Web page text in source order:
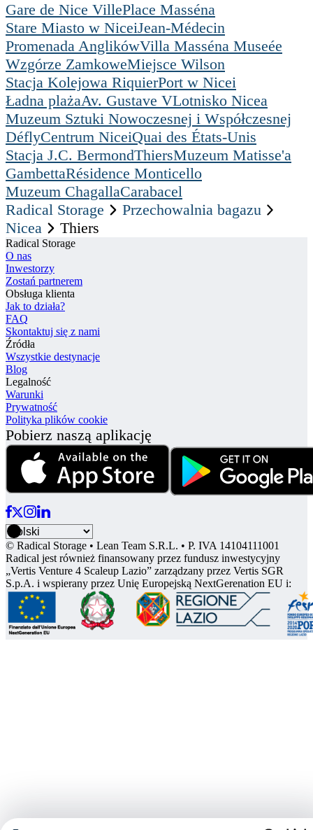
Gare de Nice VillePlace Masséna
Stare Miasto w NiceiJean-Médecin
Promenada AnglikówVilla Masséna Museée
Wzgórze ZamkoweMiejsce Wilson
Stacja Kolejowa RiquierPort w Nicei
Ładna plażaAv. Gustave VLotnisko Nicea
Muzeum Sztuki Nowoczesnej i Współczesnej
DéflyCentrum NiceiQuai des États-Unis
Stacja J.C. BermondThiersMuzeum Matisse'a
GambettaRésidence Monticello
Muzeum ChagallaCarabacel
Radical Storage
Przechowalnia bagazu
Nicea
Thiers
Radical Storage
O nas
Inwestorzy
Zostań partnerem
Obsługa klienta
Jak to działa?
FAQ
Skontaktuj się z nami
Źródła
Wszystkie destynacje
Blog
Legalność
Warunki
Prywatność
Polityka plików cookie
Pobierz naszą aplikację
© Radical Storage • Lean Team S.R.L. • P. IVA 14104111001
Radical jest również finansowany przez fundusz inwestycyjny
„Vertis Venture 4 Scaleup Lazio” zarządzany przez Vertis SGR
S.p.A. i wspierany przez Unię Europejską NextGerenation EU i: